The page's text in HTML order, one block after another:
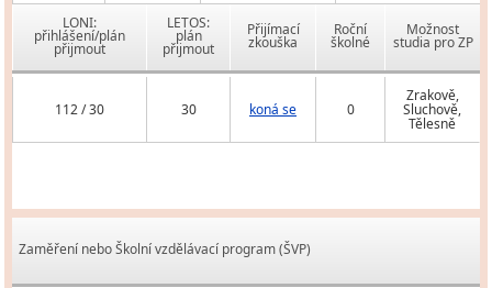
LONI:
přihlášení/plán
přijmout
LETOS:
plán
přijmout
Přijímací
zkouška
Roční
školné
Možnost
studia pro ZP
112 / 30 30 koná se 0
Zrakově,
Sluchově,
Tělesně
Zaměření nebo Školní vzdělávací program (ŠVP)